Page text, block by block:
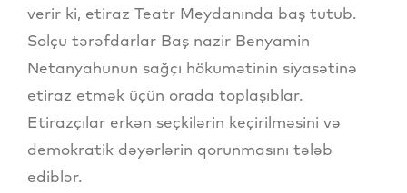
verir ki, etiraz Teatr Meydanında baş tutub.
Solçu tərəfdarlar Baş nazir Benyamin
Netanyahunun sağçı hökumətinin siyasətinə
etiraz etmək üçün orada toplaşıblar.
Etirazçılar erkən seçkilərin keçirilməsini və
demokratik dəyərlərin qorunmasını tələb
ediblər.